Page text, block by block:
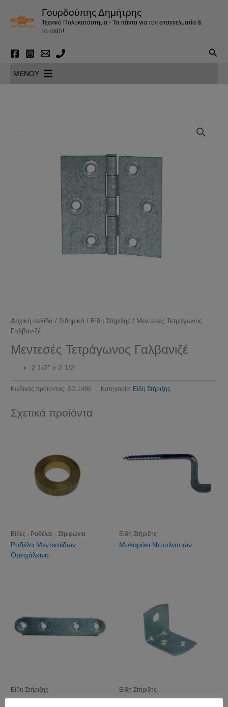
περιεχόμενο
Γουρδούπης Δημήτρης
Τεχνικό Πολυκατάστημα - Τα πάντα για τον επαγγελματία &
το σπίτι!
MENOY
Αρχική σελίδα / Σιδηρικά / Είδη Στήριξης / Μεντεσές Τετράγωνος
Γαλβανιζέ
Μεντεσές Τετράγωνος Γαλβανιζέ
2 1/2” x 2 1/2”
Κωδικός προϊόντος: SD.1496 Κατηγορία: Είδη Στήριξης
Σχετικά προϊόντα
Βίδες - Ροδέλες - Στριφώνια
Ροδέλα Μεντεσέδων
Ορειχάλκινη
Είδη Στήριξης
Μυλαράκι Ντουλαπιών
Είδη Στήριξης Είδη Στήριξης